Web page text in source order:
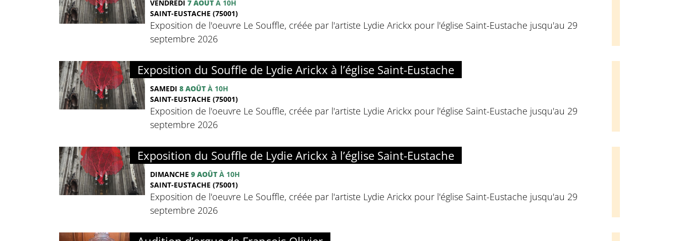
VENDREDI 7 AOÛT À 10H
SAINT-EUSTACHE (75001)
Exposition de l'oeuvre Le Souffle, créée par l'artiste Lydie Arickx pour l'église Saint-Eustache jusqu'au 29
septembre 2026
Exposition du Souffle de Lydie Arickx à l’église Saint-Eustache
SAMEDI 8 AOÛT À 10H
SAINT-EUSTACHE (75001)
Exposition de l'oeuvre Le Souffle, créée par l'artiste Lydie Arickx pour l'église Saint-Eustache jusqu'au 29
septembre 2026
Exposition du Souffle de Lydie Arickx à l’église Saint-Eustache
DIMANCHE 9 AOÛT À 10H
SAINT-EUSTACHE (75001)
Exposition de l'oeuvre Le Souffle, créée par l'artiste Lydie Arickx pour l'église Saint-Eustache jusqu'au 29
septembre 2026